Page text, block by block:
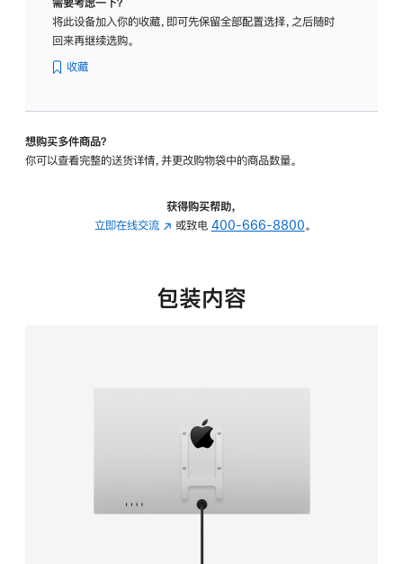
璃
转
的
需要考虑一下？
将此设备加入你的收藏，即可先保留全部配置选择，之后随时
回来再继续选购。
收藏
想购买多件商品？
你可以查看完整的送货详情，并更改购物袋中的商品数量。
获得购买帮助，
立即在线交流 (在
中
或致电 400-666-8800。
包装内容